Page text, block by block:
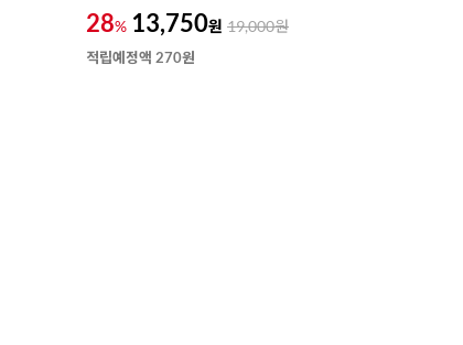
28% 13,750원 19,000원
적립예정액 270원